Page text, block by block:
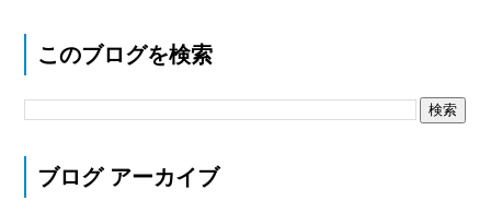
このブログを検索
ブログ アーカイブ